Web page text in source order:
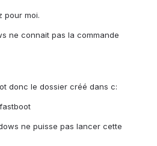
pour moi.
ne connait pas la commande
donc le dossier créé dans c:
ne puisse pas lancer cette